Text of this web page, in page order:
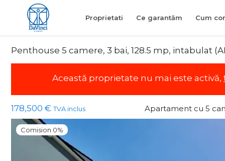
Proprietati Ce garantăm Cum
Penthouse 5 camere, 3 bai, 128.5 mp, intabulat
Această proprietate nu mai este activă,
178,500 € TVA inclus Apartament cu 5
Comision 0%